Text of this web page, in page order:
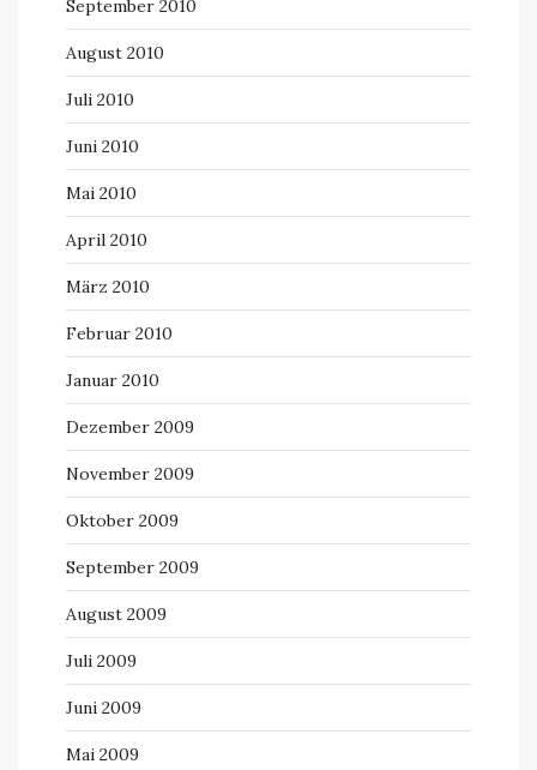
September 2010
August 2010
Juli 2010
Juni 2010
Mai 2010
April 2010
März 2010
Februar 2010
Januar 2010
Dezember 2009
November 2009
Oktober 2009
September 2009
August 2009
Juli 2009
Juni 2009
Mai 2009